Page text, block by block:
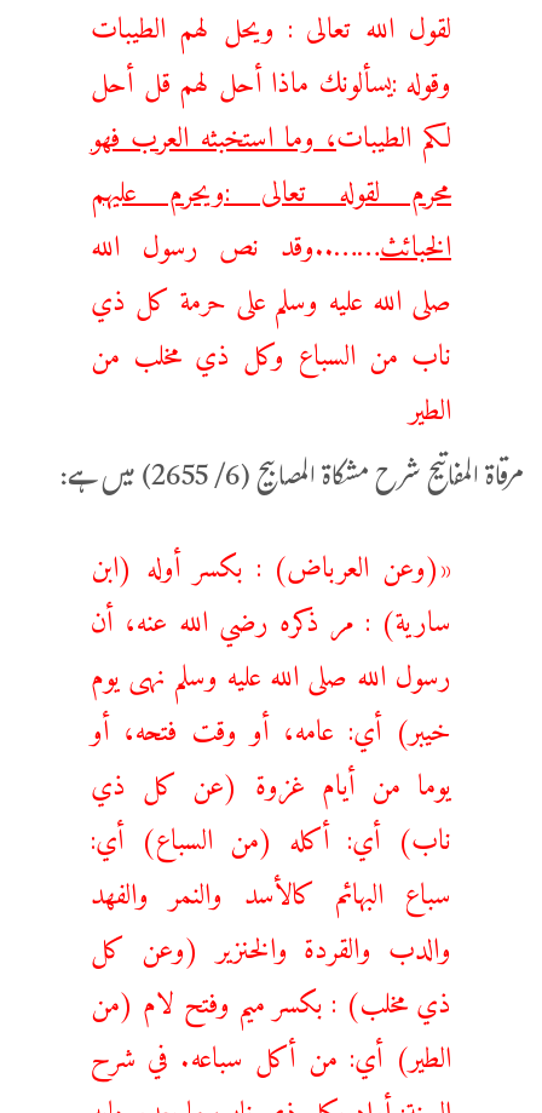
لقول الله تعالى : ويحل لهم الطيبات
وقوله :يسألونك ماذا أحل لهم قل أحل
لكم الطيبات، وما استخبثه العرب فهو
محرم لقوله تعالى :ويحرم عليهم
الخبائث……..وقد نص رسول الله
صلى الله عليه وسلم على حرمة كل ذي
ناب من السباع وكل ذي مخلب من
الطير
مرقاة المفاتيح شرح مشكاة المصابيح (6/ 2655) میں ہے:
«(وعن العرباض) : بكسر أوله (ابن
سارية) : مر ذكره رضي الله عنه، أن
رسول الله صلى الله عليه وسلم نهى يوم
خيبر) أي: عامه، أو وقت فتحه، أو
يوما من أيام غزوة (عن كل ذي
ناب) أي: أكله (من السباع) أي:
سباع البهائم كالأسد والنمر والفهد
والدب والقردة والخنزير (وعن كل
ذي مخلب) : بكسر ميم وفتح لام (من
الطير) أي: من أكل سباعه. في شرح